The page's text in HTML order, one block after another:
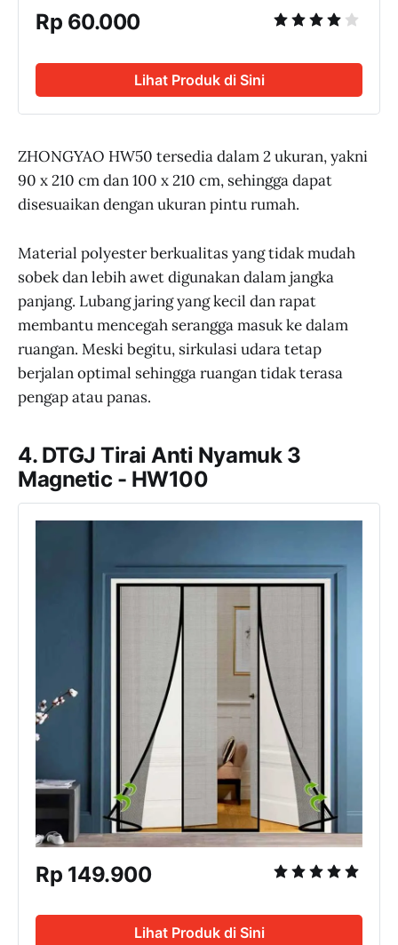
Rp 60.000
Lihat Produk di Sini
ZHONGYAO HW50 tersedia dalam 2 ukuran, yakni
90 x 210 cm dan 100 x 210 cm, sehingga dapat
disesuaikan dengan ukuran pintu rumah.
Material polyester berkualitas yang tidak mudah
sobek dan lebih awet digunakan dalam jangka
panjang. Lubang jaring yang kecil dan rapat
membantu mencegah serangga masuk ke dalam
ruangan. Meski begitu, sirkulasi udara tetap
berjalan optimal sehingga ruangan tidak terasa
pengap atau panas.
4. DTGJ Tirai Anti Nyamuk 3
Magnetic - HW100
Rp 149.900
Lihat Produk di Sini